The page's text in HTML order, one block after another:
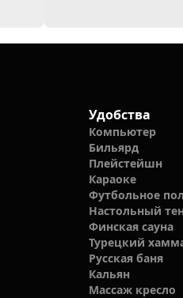
Удобства
Компьютер
Бильярд
Плейстейшн
Караоке
Футбольное
Настольный
Финская сауна
Турецкий
Русская баня
Кальян
Массаж кресло